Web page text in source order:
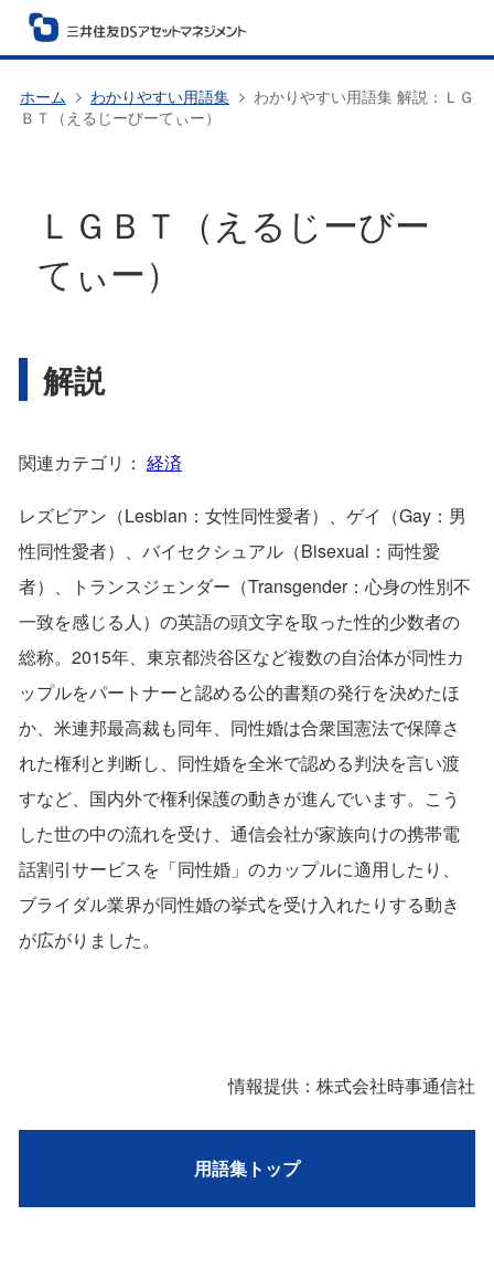
ホーム わかりやすい用語集
わかりやすい用語集 解説：ＬＧ
ＢＴ（えるじーびーてぃー）
ＬＧＢＴ（えるじーびー
てぃー）
解説
関連カテゴリ： 経済
レズビアン（Lesbian：女性同性愛者）、ゲイ（Gay：男
性同性愛者）、バイセクシュアル（Bisexual：両性愛
者）、トランスジェンダー（Transgender：心身の性別不
一致を感じる人）の英語の頭文字を取った性的少数者の
総称。2015年、東京都渋谷区など複数の自治体が同性カ
ップルをパートナーと認める公的書類の発行を決めたほ
か、米連邦最高裁も同年、同性婚は合衆国憲法で保障さ
れた権利と判断し、同性婚を全米で認める判決を言い渡
すなど、国内外で権利保護の動きが進んでいます。こう
した世の中の流れを受け、通信会社が家族向けの携帯電
話割引サービスを「同性婚」のカップルに適用したり、
ブライダル業界が同性婚の挙式を受け入れたりする動き
が広がりました。
情報提供：株式会社時事通信社
用語集トップ